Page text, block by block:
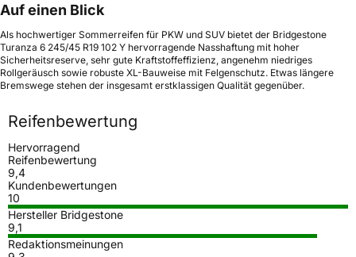
Auf einen Blick
Als hochwertiger Sommerreifen für PKW und SUV bietet der Bridgestone
Turanza 6 245/45 R19 102 Y hervorragende Nasshaftung mit hoher
Sicherheitsreserve, sehr gute Kraftstoffeffizienz, angenehm niedriges
Rollgeräusch sowie robuste XL-Bauweise mit Felgenschutz. Etwas längere
Bremswege stehen der insgesamt erstklassigen Qualität gegenüber.
Reifenbewertung
Hervorragend
Reifenbewertung
9,4
Kundenbewertungen
10
Hersteller Bridgestone
9,1
Redaktionsmeinungen